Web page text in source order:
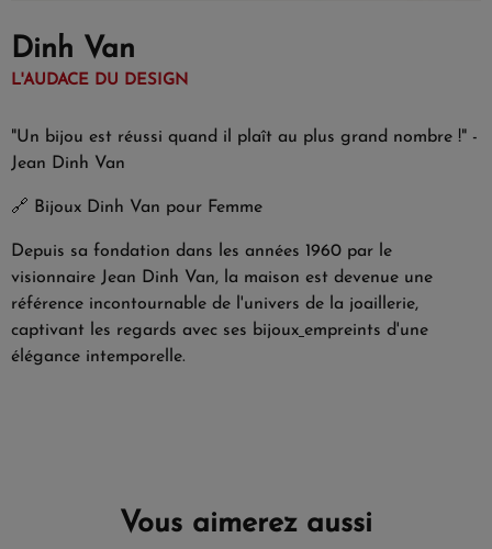
Dinh Van
L'AUDACE DU DESIGN
"Un bijou est réussi quand il plaît au plus grand nombre !" -
Jean Dinh Van
🔗 Bijoux Dinh Van pour Femme
Depuis sa fondation dans les années 1960 par le
visionnaire Jean Dinh Van, la maison est devenue une
référence incontournable de l'univers de la joaillerie,
captivant les regards avec ses bijoux empreints d'une
élégance intemporelle.
Vous aimerez aussi